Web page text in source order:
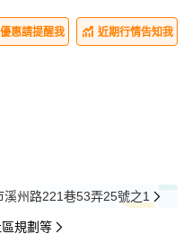
惠請提醒我 近期行情告知我
溪州路221巷53弄25號之1
規劃等